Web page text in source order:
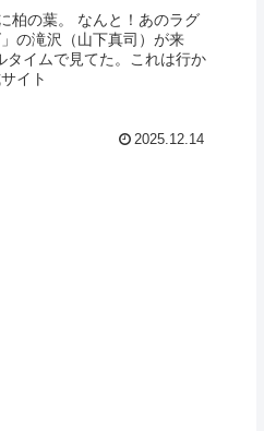
柏の葉。 なんと！あのラグ
の滝沢（山下真司）が来
タイムで見てた。これは行か
イト
2025.12.14